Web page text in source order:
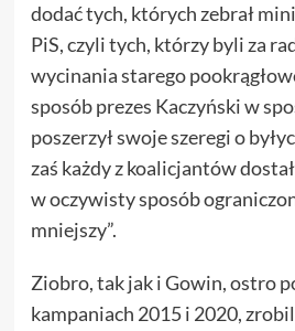
dodać tych, których zebrał
PiS, czyli tych, którzy byli za
wycinania starego
sposób prezes Kaczyński w
poszerzył swoje szeregi o
zaś każdy z koalicjantów
w oczywisty sposób
mniejszy”.
Ziobro, tak jak i Gowin, ostro
kampaniach 2015 i 2020,